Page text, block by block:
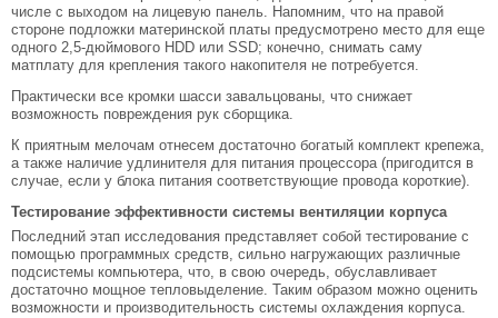
числе с выходом на лицевую панель. Напомним, что на правой
стороне подложки материнской платы предусмотрено место для еще
одного 2,5-дюймового HDD или SSD; конечно, снимать саму
матплату для крепления такого накопителя не потребуется.
Практически все кромки шасси завальцованы, что снижает
возможность повреждения рук сборщика.
К приятным мелочам отнесем достаточно богатый комплект крепежа,
а также наличие удлинителя для питания процессора (пригодится в
случае, если у блока питания соответствующие провода короткие).
Тестирование эффективности системы вентиляции корпуса
Последний этап исследования представляет собой тестирование с
помощью программных средств, сильно нагружающих различные
подсистемы компьютера, что, в свою очередь, обуславливает
достаточно мощное тепловыделение. Таким образом можно оценить
возможности и производительность системы охлаждения корпуса.